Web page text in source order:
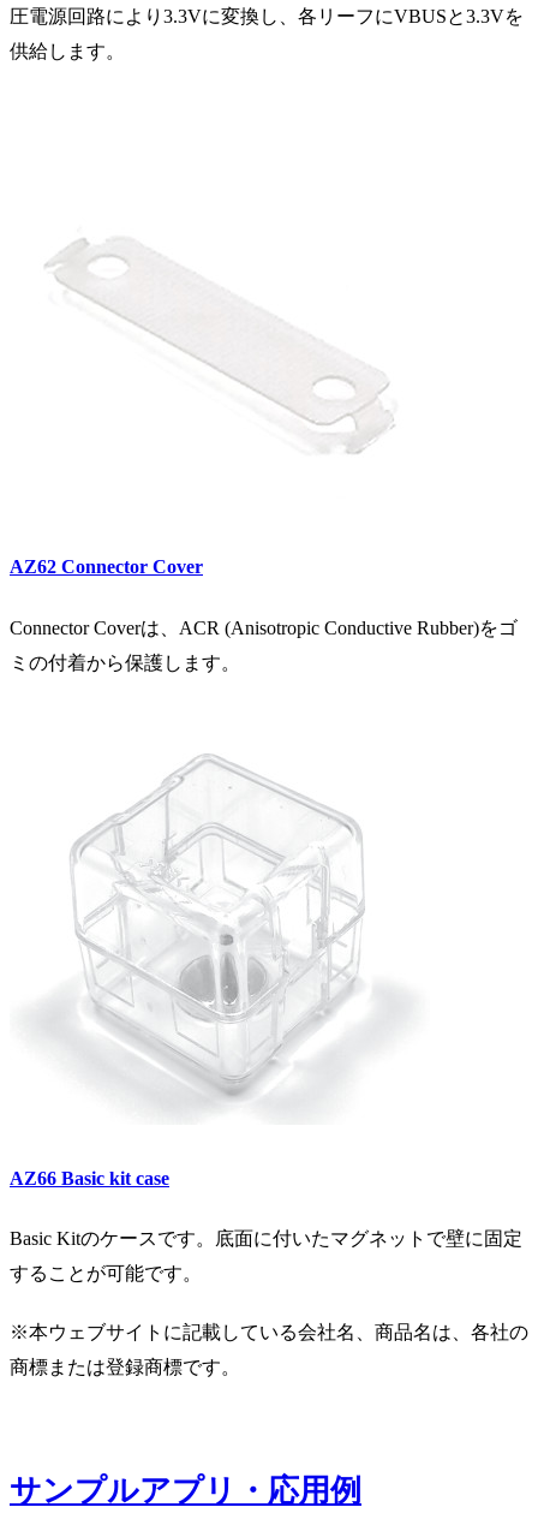
圧電源回路により3.3Vに変換し、各リーフにVBUSと3.3Vを
供給します。
AZ62 Connector Cover
Connector Coverは、ACR (Anisotropic Conductive Rubber)をゴ
ミの付着から保護します。
AZ66 Basic kit case
Basic Kitのケースです。底面に付いたマグネットで壁に固定
することが可能です。
※本ウェブサイトに記載している会社名、商品名は、各社の
商標または登録商標です。
サンプルアプリ・応用例